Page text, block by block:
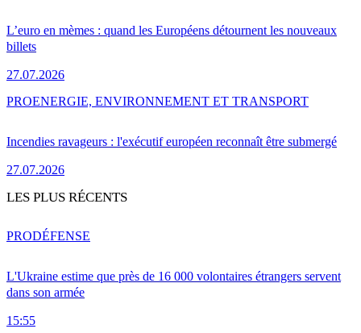
L’euro en mèmes : quand les Européens détournent les nouveaux
billets
27.07.2026
Incendies ravageurs : l'exécutif européen reconnaît être submergé
27.07.2026
PROENERGIE, ENVIRONNEMENT ET TRANSPORT
LES PLUS RÉCENTS
L'Ukraine estime que près de 16 000 volontaires étrangers servent
dans son armée
15:55
PRODÉFENSE